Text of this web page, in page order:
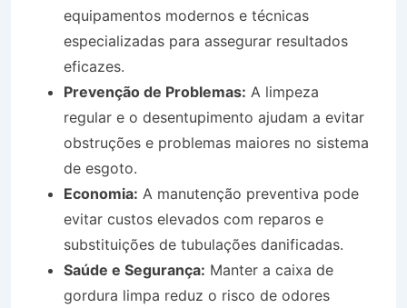
equipamentos modernos e técnicas
especializadas para assegurar resultados
eficazes.
Prevenção de Problemas: A limpeza
regular e o desentupimento ajudam a evitar
obstruções e problemas maiores no sistema
de esgoto.
Economia: A manutenção preventiva pode
evitar custos elevados com reparos e
substituições de tubulações danificadas.
Saúde e Segurança: Manter a caixa de
gordura limpa reduz o risco de odores